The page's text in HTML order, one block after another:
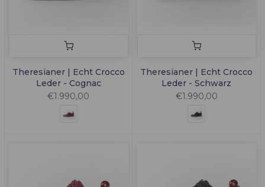
Theresianer | Echt Crocco
Leder - Cognac
€1.990,00
Theresianer | Echt Crocco
Leder - Schwarz
€1.990,00